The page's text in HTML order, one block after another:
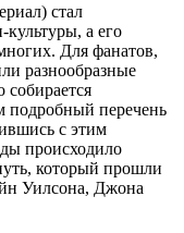
стал
а его
Для фанатов,
разнообразные
собирается
подробный перечень
с этим
происходило
который прошли
Уилсона, Джона